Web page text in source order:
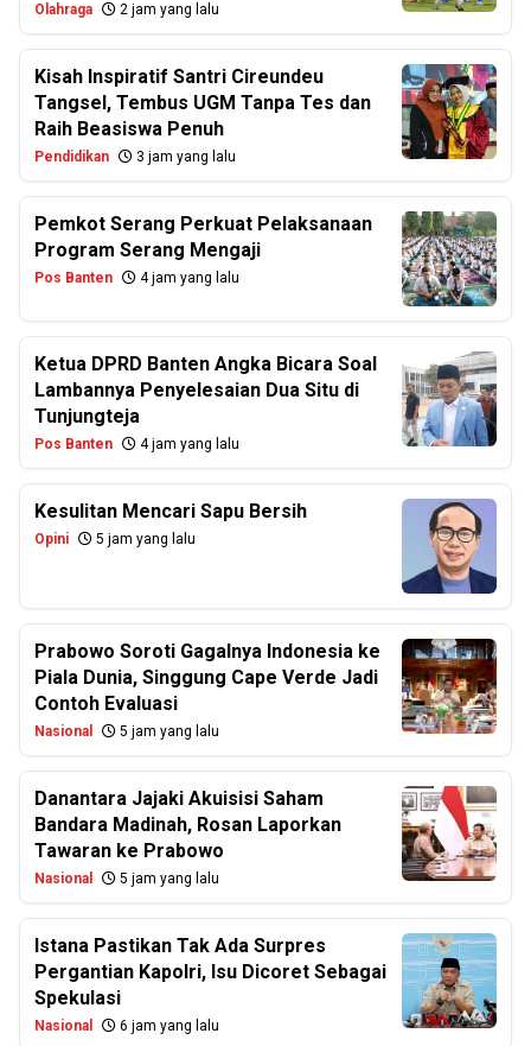
Olahraga 2 jam yang lalu
Kisah Inspiratif Santri Cireundeu
Tangsel, Tembus UGM Tanpa Tes dan
Raih Beasiswa Penuh
Pendidikan 3 jam yang lalu
Pemkot Serang Perkuat Pelaksanaan
Program Serang Mengaji
Pos Banten 4 jam yang lalu
Ketua DPRD Banten Angka Bicara Soal
Lambannya Penyelesaian Dua Situ di
Tunjungteja
Pos Banten 4 jam yang lalu
Kesulitan Mencari Sapu Bersih
Opini 5 jam yang lalu
Prabowo Soroti Gagalnya Indonesia ke
Piala Dunia, Singgung Cape Verde Jadi
Contoh Evaluasi
Nasional 5 jam yang lalu
Danantara Jajaki Akuisisi Saham
Bandara Madinah, Rosan Laporkan
Tawaran ke Prabowo
Nasional 5 jam yang lalu
Istana Pastikan Tak Ada Surpres
Pergantian Kapolri, Isu Dicoret Sebagai
Spekulasi
Nasional 6 jam yang lalu